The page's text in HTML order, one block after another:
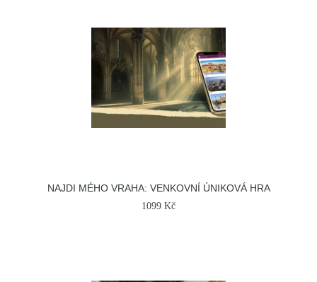
NAJDI MÉHO VRAHA: VENKOVNÍ ÚNIKOVÁ HRA
1099 Kč